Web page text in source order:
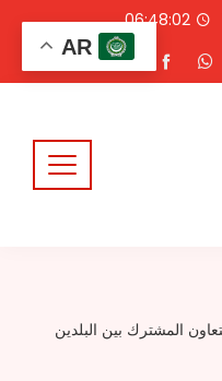
06:48:02
المشترك بين البلدين
AR